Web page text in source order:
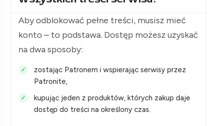
Aby odblokować pełne treści, musisz mieć
konto – to podstawa. Dostęp możesz uzyskać
na dwa sposoby:
zostając Patronem i wspierając serwisy przez
Patronite,
kupując jeden z produktów, których zakup daje
dostęp do treści na określony czas.